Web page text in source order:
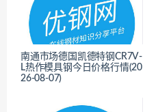
南通市场德国凯德特钢CR7V-
L热作模具钢今日价格行情(20
26-08-07)